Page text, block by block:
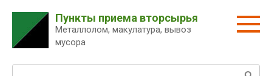
контенту
Пункты приема вторсырья
Металлолом, макулатура, вывоз
мусора